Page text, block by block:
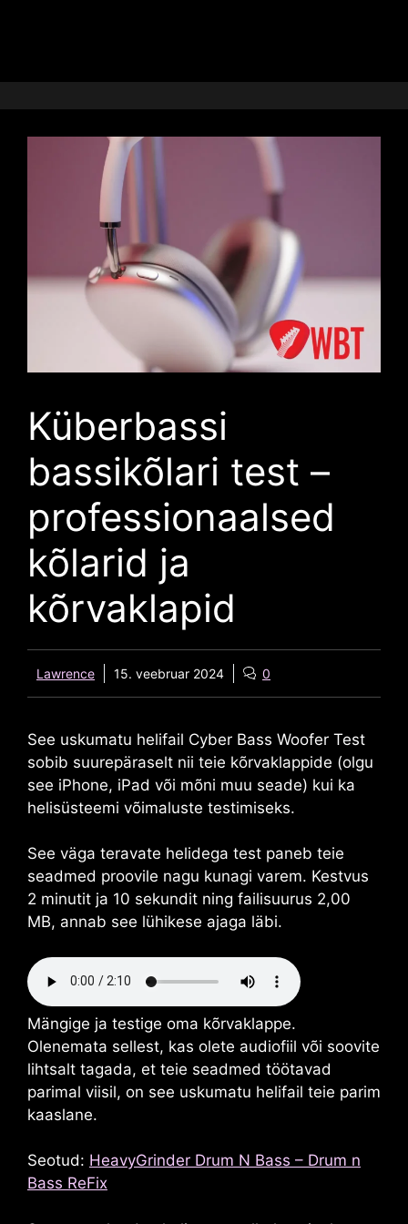
Küberbassi
bassikõlari test –
professionaalsed
kõlarid ja
kõrvaklapid
Lawrence 15. veebruar 2024 0
See uskumatu helifail Cyber ​​Bass Woofer Test
sobib suurepäraselt nii teie kõrvaklappide (olgu
see iPhone, iPad või mõni muu seade) kui ka
helisüsteemi võimaluste testimiseks.
See väga teravate helidega test paneb teie
seadmed proovile nagu kunagi varem. Kestvus
2 minutit ja 10 sekundit ning failisuurus 2,00
MB, annab see lühikese ajaga läbi.
Mängige ja testige oma kõrvaklappe.
Olenemata sellest, kas olete audiofiil või soovite
lihtsalt tagada, et teie seadmed töötavad
parimal viisil, on see uskumatu helifail teie parim
kaaslane.
Seotud: HeavyGrinder Drum N Bass – Drum n
Bass ReFix